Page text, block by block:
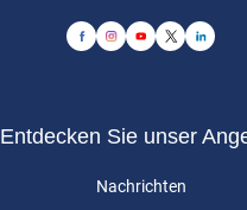
Entdecken Sie unser
Nachrichten